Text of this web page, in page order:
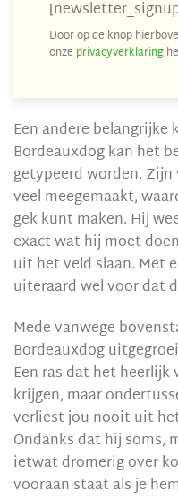
Door op de knop
onze privacyverklaring
Een andere
Bordeauxdog kan het
getypeerd worden.
veel meegemaakt,
gek kunt maken. Hij
exact wat hij moet
uit het veld slaan. Met
uiteraard wel voor dat
Mede vanwege
Bordeauxdog
Een ras dat het
krijgen, maar
verliest jou nooit uit
Ondanks dat hij soms,
ietwat dromerig over
vooraan staat als je